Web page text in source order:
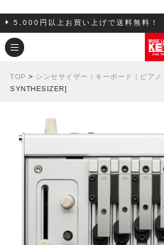
5,000円以上お買い上げで送料無料！
TOP > シンセサイザー｜キーボード｜ピアノ
SYNTHESIZER]